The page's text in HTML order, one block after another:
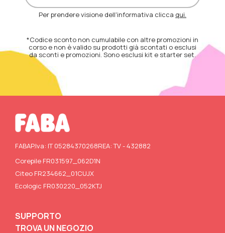
Per prendere visione dell'informativa clicca qui.
*Codice sconto non cumulabile con altre promozioni in
corso e non è valido su prodotti già scontati o esclusi
da sconti e promozioni. Sono esclusi kit e starter set.
FABAP.Iva: IT 05284370268REA: TV - 432882
Corepile FR031597_062D1N
Citeo FR234662_01CUJX
Ecologic FR030220_052KTJ
SUPPORTO
TROVA UN NEGOZIO